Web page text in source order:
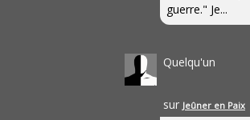
guerre." Je...
Quelqu'un
sur Jeûner en Paix